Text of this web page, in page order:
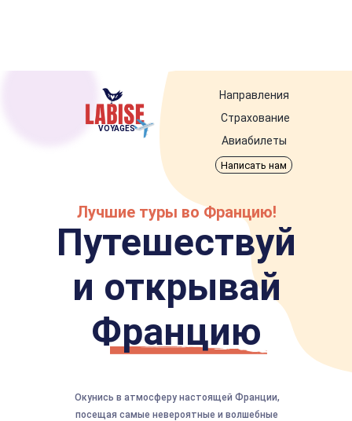
Страхование
Авиабилеты
Направления
Написать нам
Лучшие туры во Францию!
Окунись в атмосферу настоящей Франции,
посещая самые невероятные и волшебные
Путешествуй
и открывай
Францию
VOYAGES